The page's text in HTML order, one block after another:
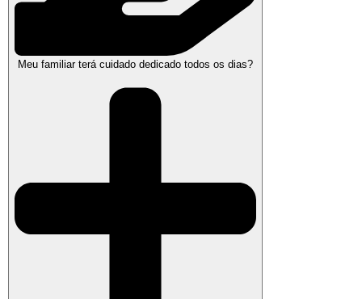
Meu familiar terá cuidado dedicado todos os dias?